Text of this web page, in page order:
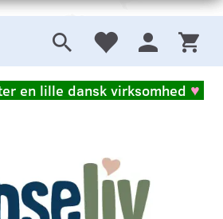
en lille dansk virksomhed ♥